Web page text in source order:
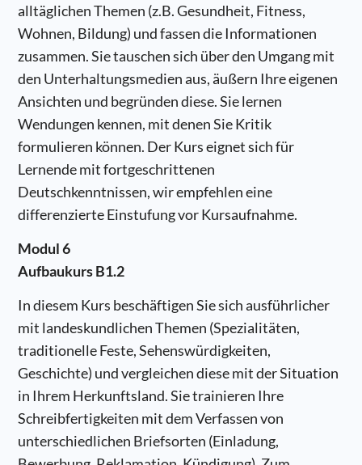
alltäglichen Themen (z.B. Gesundheit, Fitness,
Wohnen, Bildung) und fassen die Informationen
zusammen. Sie tauschen sich über den Umgang mit
den Unterhaltungsmedien aus, äußern Ihre eigenen
Ansichten und begründen diese. Sie lernen
Wendungen kennen, mit denen Sie Kritik
formulieren können. Der Kurs eignet sich für
Lernende mit fortgeschrittenen
Deutschkenntnissen, wir empfehlen eine
differenzierte Einstufung vor Kursaufnahme.
Modul 6
Aufbaukurs B1.2
In diesem Kurs beschäftigen Sie sich ausführlicher
mit landeskundlichen Themen (Spezialitäten,
traditionelle Feste, Sehenswürdigkeiten,
Geschichte) und vergleichen diese mit der Situation
in Ihrem Herkunftsland. Sie trainieren Ihre
Schreibfertigkeiten mit dem Verfassen von
unterschiedlichen Briefsorten (Einladung,